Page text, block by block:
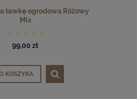
ławkę ogrodową Różowy
Mix
99,00 zł
KOSZYKA